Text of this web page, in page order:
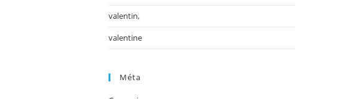
valentin,
valentine
Méta